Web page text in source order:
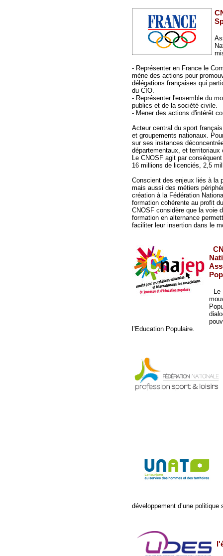
- Représenter en France le
mène des actions pour
délégations françaises qui
du CIO.
- Représenter l'ensemble du
publics et de la société civile.
- Mener des actions d'intérêt
Acteur central du sport
et groupements nationaux.
sur ses instances
départementaux, et
Le CNOSF agit par
16 millions de licenciés, 2,5
Conscient des enjeux liés à la
mais aussi des métiers
création à la Fédération
formation cohérente au profit
CNOSF considère que la voie
formation en alternance
faciliter leur insertion dans le
Le
l’Education Populaire.
développement d’une